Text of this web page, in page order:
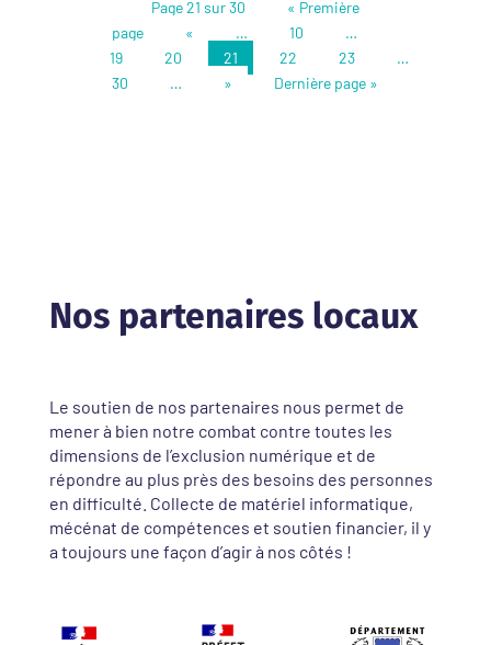
Page 21 sur 30
« Première
page
« … 10
…
19
20 21 22 23
…
30
… » Dernière page »
Nos partenaires locaux
Le soutien de nos partenaires nous permet de
mener à bien notre combat contre toutes les
dimensions de l’exclusion numérique et de
répondre au plus près des besoins des personnes
en difficulté. Collecte de matériel informatique,
mécénat de compétences et soutien financier, il y
a toujours une façon d’agir à nos côtés !